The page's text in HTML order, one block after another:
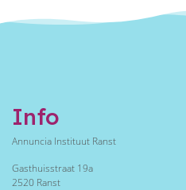
Info
Annuncia Instituut Ranst
Gasthuisstraat 19a
2520 Ranst